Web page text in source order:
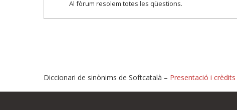
Al fòrum resolem totes les qüestions.
Diccionari de sinònims de Softcatalà – Presentació i crèdits